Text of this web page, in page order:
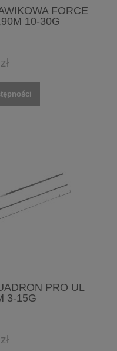
FORCE
10-30G
PRO UL
3-15G